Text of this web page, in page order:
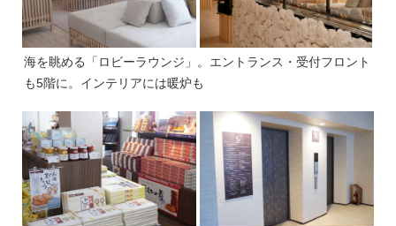
海を眺める「ロビーラウンジ」。エントランス・受付フロント
も5階に。インテリアには暖炉も